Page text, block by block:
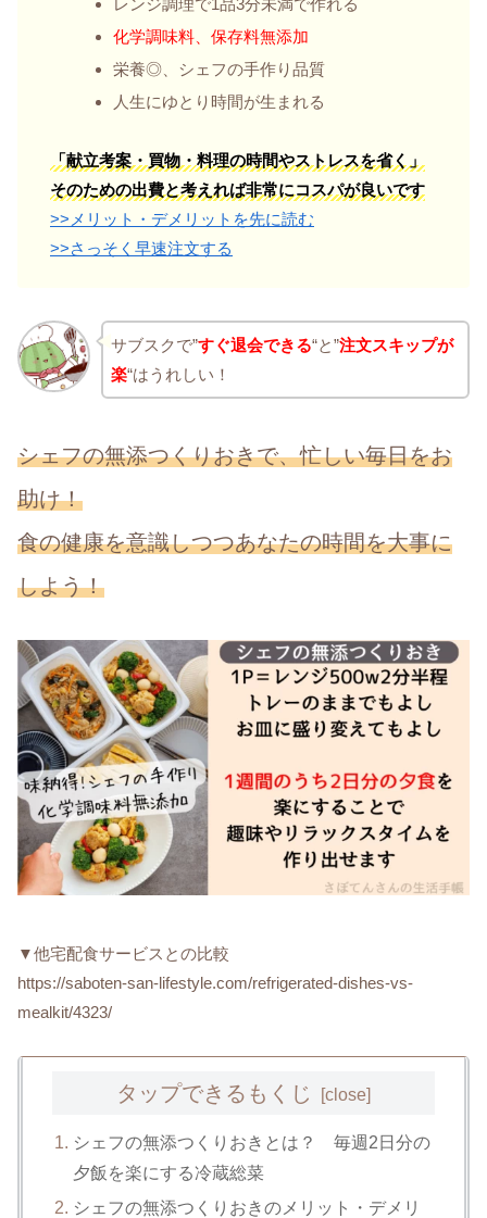
レンジ調理で1品3分未満で作れる
化学調味料、保存料無添加
栄養◎、シェフの手作り品質
人生にゆとり時間が生まれる
「献立考案・買物・料理の時間やストレスを省く」
そのための出費と考えれば非常にコスパが良いです
>>メリット・デメリットを先に読む
>>さっそく早速注文する
サブスクで”すぐ退会できる“と”注文スキップが
楽“はうれしい！
シェフの無添つくりおきで、忙しい毎日をお
助け！
食の健康を意識しつつあなたの時間を大事に
しよう！
▼他宅配食サービスとの比較
https://saboten-san-lifestyle.com/refrigerated-dishes-vs-
mealkit/4323/
タップできるもくじ
シェフの無添つくりおきとは？ 毎週2日分の
夕飯を楽にする冷蔵総菜
シェフの無添つくりおきのメリット・デメリ